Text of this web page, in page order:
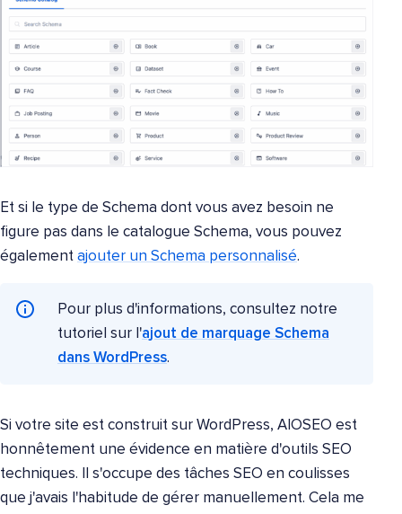
Et si le type de Schema dont vous avez besoin ne
figure pas dans le catalogue Schema, vous pouvez
également ajouter un Schema personnalisé.
Pour plus d'informations, consultez notre
tutoriel sur l'ajout de marquage Schema
dans WordPress.
Si votre site est construit sur WordPress, AIOSEO est
honnêtement une évidence en matière d'outils SEO
techniques. Il s'occupe des tâches SEO en coulisses
que j'avais l'habitude de gérer manuellement. Cela me